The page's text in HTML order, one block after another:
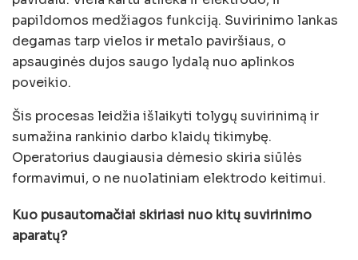
papildomos medžiagos funkciją. Suvirinimo lankas
degamas tarp vielos ir metalo paviršiaus, o
apsauginės dujos saugo lydalą nuo aplinkos
poveikio.
Šis procesas leidžia išlaikyti tolygų suvirinimą ir
sumažina rankinio darbo klaidų tikimybę.
Operatorius daugiausia dėmesio skiria siūlės
formavimui, o ne nuolatiniam elektrodo keitimui.
Kuo pusautomačiai skiriasi nuo kitų suvirinimo
aparatų?